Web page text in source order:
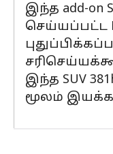
இந்த add-
செய்யப்பட்ட
இந்த SUV
மூலம்